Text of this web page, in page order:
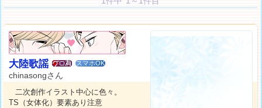
大陸歌謡 スマホOK
chinasongさん
二次創作イラスト中心に色々。
TS（女体化）要素あり注意